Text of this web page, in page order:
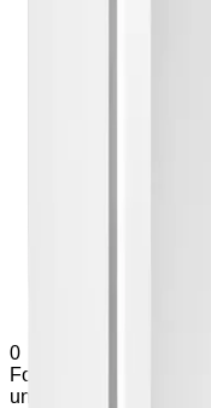
0
Forespørsel (
under produkter